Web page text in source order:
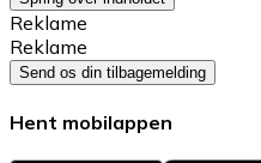
Reklame
Reklame
Send os din tilbagemelding
Hent mobilappen